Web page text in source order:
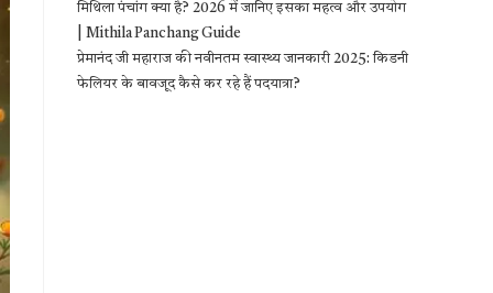
मिथिला पंचांग क्या है? 2026 में जानिए इसका महत्व और उपयोग
| Mithila Panchang Guide
प्रेमानंद जी महाराज की नवीनतम स्वास्थ्य जानकारी 2025: किडनी
फेलियर के बावजूद कैसे कर रहे हैं पदयात्रा?